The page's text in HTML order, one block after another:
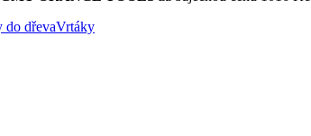
do dřevaVrtáky